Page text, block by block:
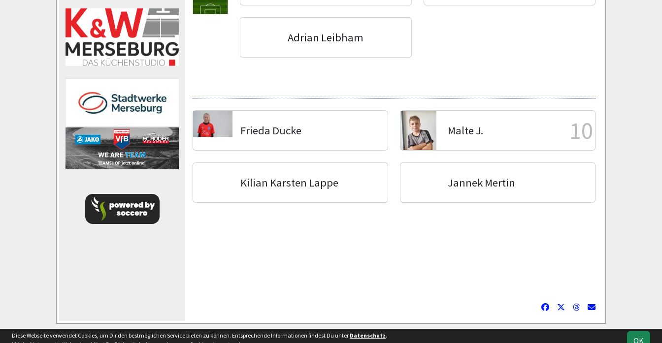
Adrian Leibham
Frieda Ducke Malte J. 10
Kilian Karsten Lappe Jannek Mertin
soccero.de
OK
Diese Webseite verwendet Cookies, um Dir den bestmöglichen Service bieten zu können. Entsprechende Informationen findest Du unter Datenschutz.